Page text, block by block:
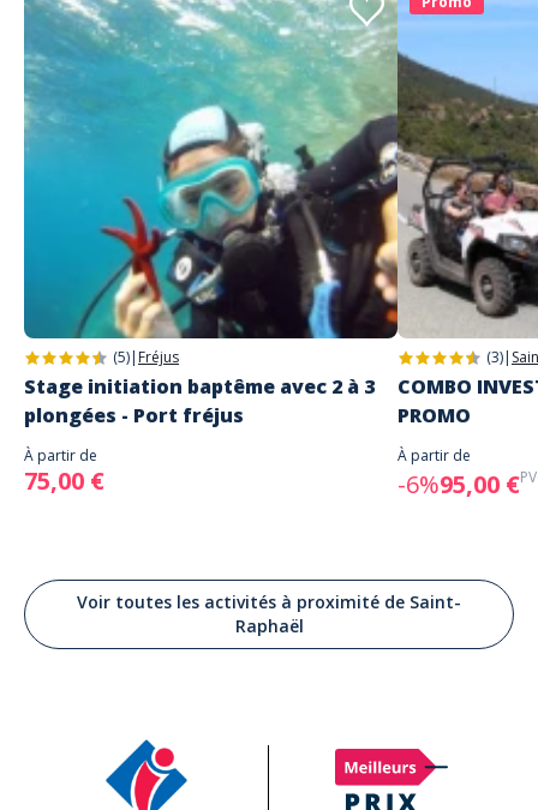
(5)| Fréjus
Stage initiation baptême avec 2 à 3
plongées - Port fréjus
À partir de
75,00 €
(3)|
COMBO
PROMO
À partir de
-6%95,00 €
Voir toutes les activités à proximité de Saint-
Raphaël